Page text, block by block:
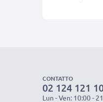
CONTATTO
02 124 121
Lun - Ven: 10:00 -